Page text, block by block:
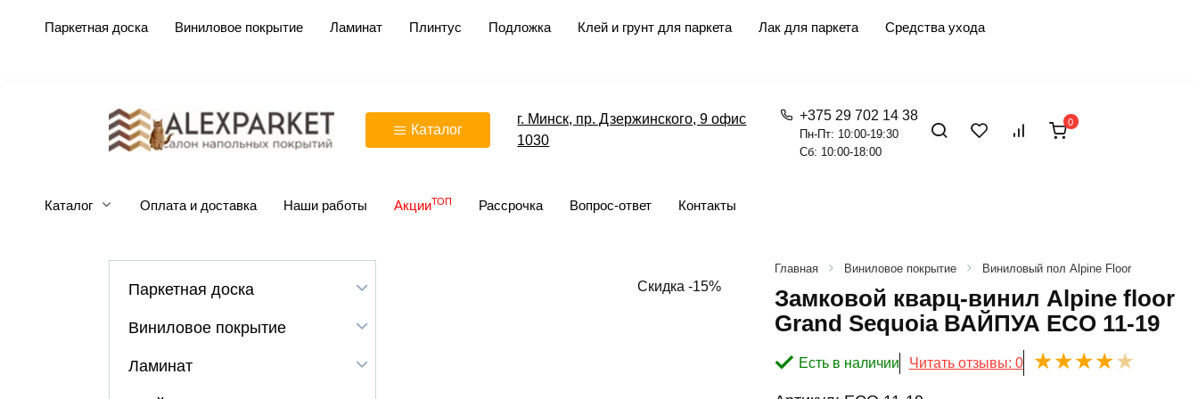
Паркетная доска Виниловое покрытие Ламинат Плинтус Подложка Клей и грунт для паркета Лак для паркета Средства ухода
Каталог
г. Минск, пр. Дзержинского, 9 офис
1030
+375 29 702 14 38
Пн-Пт: 10:00-19:30
Сб: 10:00-18:00
0
Каталог Оплата и доставка Наши работы АкцииТОП Рассрочка Вопрос-ответ Контакты
Скидка -15%
Главная Виниловое покрытие Виниловый пол Alpine Floor
Замковой кварц-винил Alpine floor
Grand Sequoia ВАЙПУА ECO 11-19
Есть в наличии Читать отзывы: 0
Паркетная доска
Виниловое покрытие
Ламинат